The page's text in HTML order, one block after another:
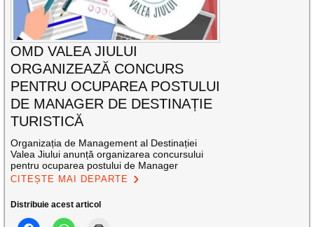
OMD VALEA JIULUI
ORGANIZEAZĂ CONCURS
PENTRU OCUPAREA POSTULUI
DE MANAGER DE DESTINAȚIE
TURISTICĂ
Organizația de Management al Destinației
Valea Jiului anunță organizarea concursului
pentru ocuparea postului de Manager
CITEȘTE MAI DEPARTE
Distribuie acest articol